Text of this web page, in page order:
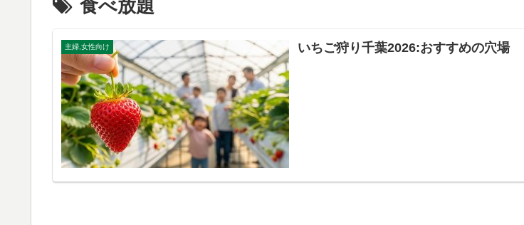
食べ放題
主婦,女性向け いちご狩り千葉2026:おすすめの穴場